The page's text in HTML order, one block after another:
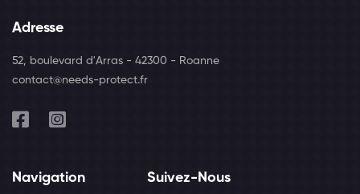
Adresse
52, boulevard d'Arras - 42300 - Roanne
contact@needs-protect.fr
Navigation Suivez-Nous